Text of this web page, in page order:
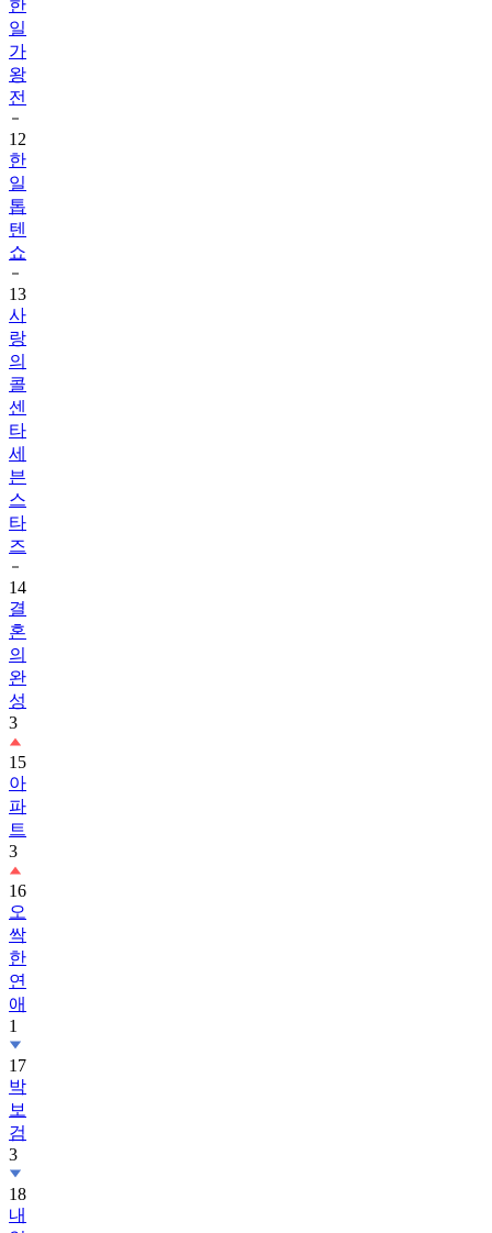
가
왕
전
12
한
일
톱
텐
쇼
13
사
랑
의
콜
센
타
세
븐
스
타
즈
14
결
혼
의
완
성
3
15
아
파
트
3
16
오
싹
한
연
애
1
17
박
보
검
3
18
내
일
도